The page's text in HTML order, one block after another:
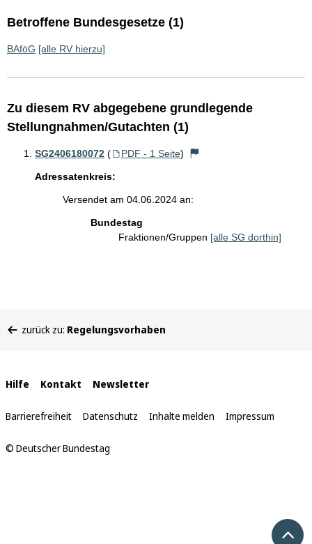
Betroffene Bundesgesetze (1)
BAföG [alle RV hierzu]
Zu diesem RV abgegebene grundlegende
Stellungnahmen/Gutachten (1)
SG2406180072 ( PDF - 1 Seite)
Adressatenkreis:
Versendet am 04.06.2024 an:
Bundestag
Fraktionen/Gruppen [alle SG dorthin]
befinden
zurück zu: Regelungsvorhaben
Interne
Links
Hilfe Kontakt Newsletter
Barrierefreiheit Datenschutz Inhalte melden Impressum
© Deutscher Bundestag